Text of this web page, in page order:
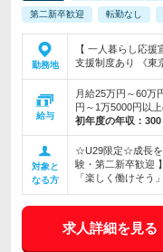
第二新卒歓迎 転勤なし
勤務地
【 一人暮らし応
支援制度あり 《東
給与
月給25万円～60万
円～1万5000円以
初年度の年収： 300
対象と
なる方
☆U29限定☆成長を
験・第二新卒歓迎
「楽しく働けそう
求人詳細を見る